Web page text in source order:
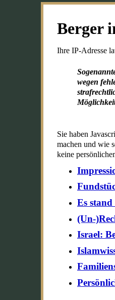
Berger
Ihre IP-Adresse
wegen
Sie haben
machen und wie
keine
Es
(Un-
Israel: